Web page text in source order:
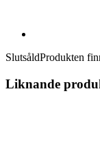
SlutsåldProdukten
Liknande